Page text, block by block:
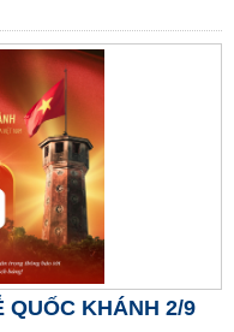
QUỐC KHÁNH 2/9